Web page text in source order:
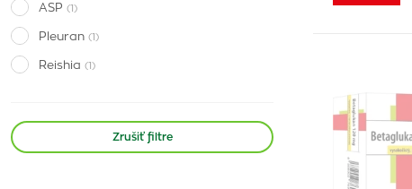
ASP (1)
Pleuran (1)
Reishia (1)
Betaglucan(2)
Zrušiť filtre